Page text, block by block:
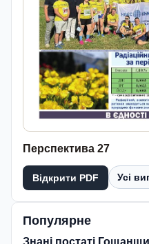
Перспектива 27
Відкрити PDF Усі
Популярне
Знані постаті